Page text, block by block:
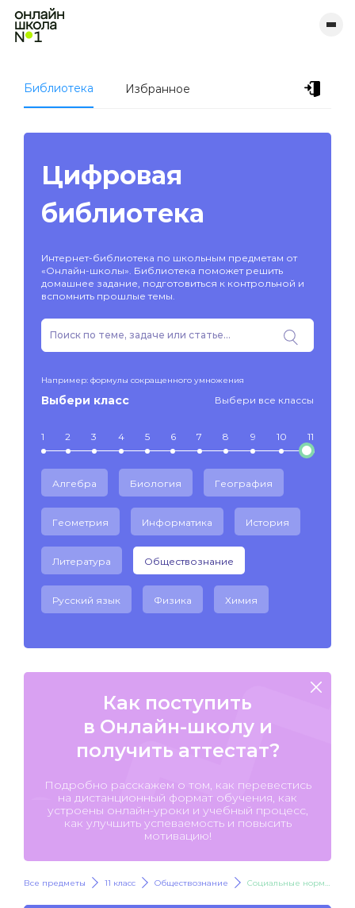
Библиотека Избранное
Цифровая
библиотека
Интернет-библиотека по школьным предметам от
«Онлайн-школы». Библиотека поможет решить
домашнее задание, подготовиться к контрольной и
вспомнить прошлые темы.
Например: формулы сокращенного умножения
Выбери класс Выбери все классы
1 2 3 4 5 6 7 8 9 10 11
Алгебра Биология География
Геометрия Информатика История
Литература Обществознание
Русский язык Физика Химия
Как поступить
в Онлайн-школу и
получить аттестат?
Подробно расскажем о том, как перевестись
на дистанционный формат обучения, как
устроены онлайн-уроки и учебный процесс,
как улучшить успеваемость и повысить
мотивацию!
Все предметы 11 класс Обществознание Социальные нормы и отклоняющееся поведение